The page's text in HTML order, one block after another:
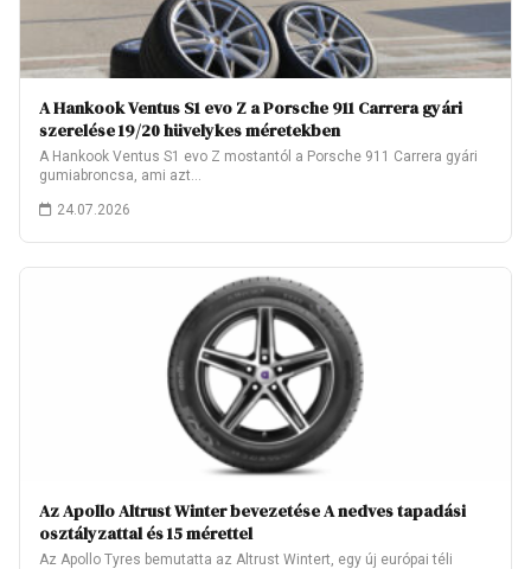
A Hankook Ventus S1 evo Z a Porsche 911 Carrera gyári
szerelése 19/20 hüvelykes méretekben
A Hankook Ventus S1 evo Z mostantól a Porsche 911 Carrera gyári
gumiabroncsa, ami azt…
24.07.2026
Az Apollo Altrust Winter bevezetése A nedves tapadási
osztályzattal és 15 mérettel
Az Apollo Tyres bemutatta az Altrust Wintert, egy új európai téli